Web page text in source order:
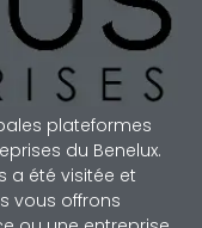
plateformes
du Benelux.
a été visitée et
vous offrons